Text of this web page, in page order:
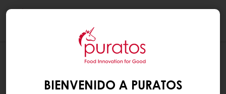
¿QUÉ GRUPOS DE ALIMENTOS
CONTIENEN GRASA?
BIENVENIDO A PURATOS